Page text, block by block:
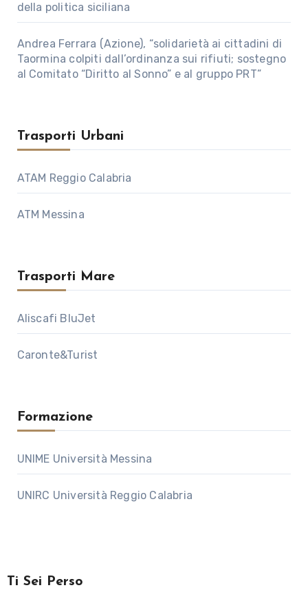
della politica siciliana
Andrea Ferrara (Azione), “solidarietà ai cittadini di
Taormina colpiti dall’ordinanza sui rifiuti; sostegno
al Comitato “Diritto al Sonno” e al gruppo PRT”
Trasporti Urbani
ATAM Reggio Calabria
ATM Messina
Trasporti Mare
Aliscafi BluJet
Caronte&Turist
Formazione
UNIME Università Messina
UNIRC Università Reggio Calabria
Ti Sei Perso